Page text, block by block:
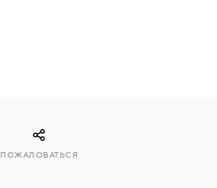
ПОЖАЛОВАТЬСЯ